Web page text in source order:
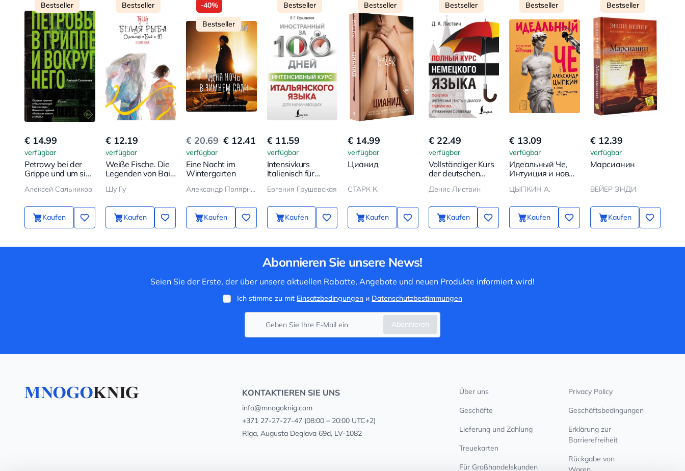
Bestseller
€ 14.99
verfügbar
Petrowy bei der
Grippe und um sie
Алексей Сальников
Kaufen
Bestseller
€ 12.19
verfügbar
Weiße Fische. Die
Legenden von Bai
Шу Гу
Kaufen
-40%
Bestseller
€ 20.69€ 12.41
verfügbar
Eine Nacht im
Wintergarten
Александр Полярный
Kaufen
Bestseller
€ 11.59
verfügbar
Intensivkurs
Italienisch für
Евгения Грушевская
Kaufen
Bestseller
€ 14.99
verfügbar
Цианид
СТАРК К.
Kaufen
Bestseller
€ 22.49
verfügbar
Vollständiger Kurs
der deutschen
Денис Листвин
Kaufen
Bestseller
€ 13.09
verfügbar
Идеальный Че,
Интуиция и новые
истории
ЦЫПКИН А.
Kaufen
Bestseller
€ 12.39
verfügbar
Марсианин
ВЕЙЕР ЭНДИ
Kaufen
Abonnieren Sie unsere News!
Seien Sie der Erste, der über unsere aktuellen Rabatte, Angebote und neuen Produkte informiert wird!
Ich stimme zu mit Einsatzbedingungen и Datenschutzbestimmungen
Abonnieren
KONTAKTIEREN SIE UNS
info@mnogoknig.com
+371 27-27-27-47(08:00 – 20:00 UTC+2)
Rīga, Augusta Deglava 69d, LV-1082
Über uns
Geschäfte
Lieferung und Zahlung
Treuekarten
Für Großhandelskunden
Privacy Policy
Geschäftsbedingungen
Erklärung zur
Barrierefreiheit
Rückgabe von